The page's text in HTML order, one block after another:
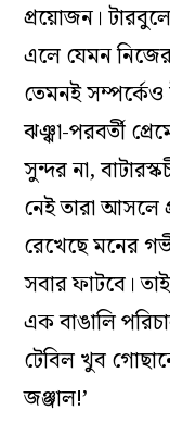
প্রয়োজন।
এলে যেমন নিজের
তেমনই সম্পর্কেও
ঝঞ্ঝা-পরবর্তী
সুন্দর না,
নেই তারা আসলে
রেখেছে মনের
সবার ফাটবে।
এক বাঙালি
টেবিল খুব
জঞ্জাল!’